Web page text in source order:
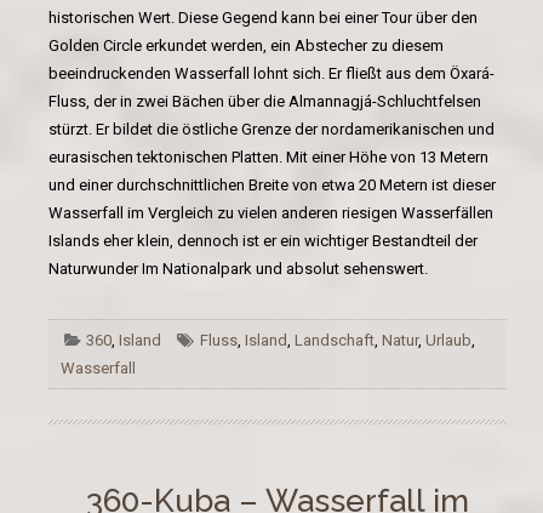
historischen Wert. Diese Gegend kann bei einer Tour über den
Golden Circle erkundet werden, ein Abstecher zu diesem
beeindruckenden Wasserfall lohnt sich. Er fließt aus dem Öxará-
Fluss, der in zwei Bächen über die Almannagjá-Schluchtfelsen
stürzt. Er bildet die östliche Grenze der nordamerikanischen und
eurasischen tektonischen Platten. Mit einer Höhe von 13 Metern
und einer durchschnittlichen Breite von etwa 20 Metern ist dieser
Wasserfall im Vergleich zu vielen anderen riesigen Wasserfällen
Islands eher klein, dennoch ist er ein wichtiger Bestandteil der
Naturwunder Im Nationalpark und absolut sehenswert.
360 ,Island Fluss, Island Landschaft, Natur, Urlaub
Wasserfall
360-Kuba – Wasserfall im